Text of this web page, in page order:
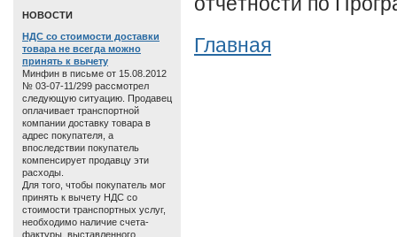
Главная
HОВОСТИ
НДС со стоимости доставки
товара не всегда можно
принять к вычету
Минфин в письме от 15.08.2012
№ 03-07-11/299 рассмотрел
следующую ситуацию. Продавец
оплачивает транспортной
компании доставку товара в
адрес покупателя, а
впоследствии покупатель
компенсирует продавцу эти
расходы.
Для того, чтобы покупатель мог
принять к вычету НДС со
стоимости транспортных услуг,
необходимо наличие счета-
фактуры, выставленного